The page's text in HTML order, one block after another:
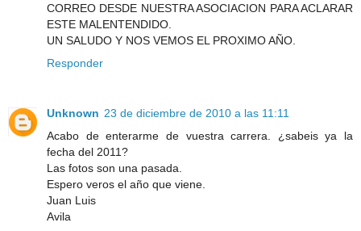
CORREO DESDE NUESTRA ASOCIACION PARA ACLARAR
ESTE MALENTENDIDO.
UN SALUDO Y NOS VEMOS EL PROXIMO AÑO.
Responder
Unknown 23 de diciembre de 2010 a las 11:11
Acabo de enterarme de vuestra carrera. ¿sabeis ya la
fecha del 2011?
Las fotos son una pasada.
Espero veros el año que viene.
Juan Luis
Avila